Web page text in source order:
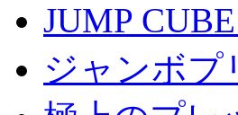
JUMP
ジャンボ